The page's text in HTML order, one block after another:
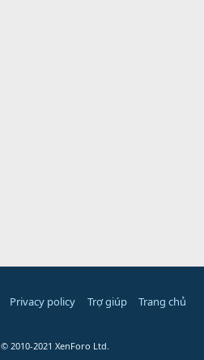
Privacy policy Trợ giúp Trang chủ
© 2010-2021 XenForo Ltd.